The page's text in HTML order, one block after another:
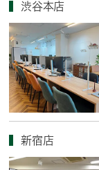
渋谷本店
新宿店